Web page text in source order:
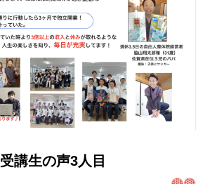
受講生の声3人目